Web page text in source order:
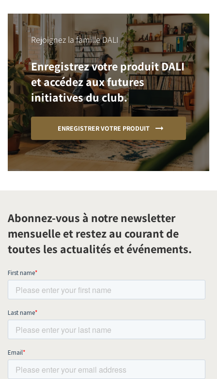
Rejoignez la famille DALI
Enregistrez votre produit DALI
et accédez aux futures
initiatives du club.
ENREGISTRER VOTRE PRODUIT
Abonnez-vous à notre newsletter
mensuelle et restez au courant de
toutes les actualités et événements.